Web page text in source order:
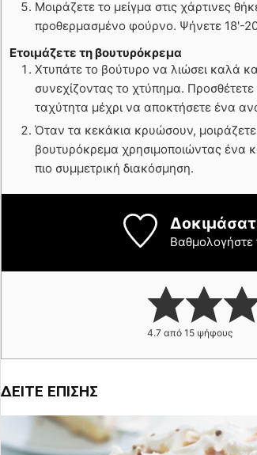
Μοιράζετε το μείγμα στις χάρτινες
προθερμασμένο φούρνο. Ψήνετε 18'-
Ετοιμάζετε τη βουτυρόκρεμα
Χτυπάτε το βούτυρο να λιώσει καλά
συνεχίζοντας το χτύπημα.
ταχύτητα μέχρι να αποκτήσετε ένα
Όταν τα κεκάκια κρυώσουν,
βουτυρόκρεμα χρησιμοποιώντας ένα
πιο συμμετρική διακόσμηση.
Βαθμολογήστε
4.7 από15 ψήφους
ΔΕΊΤΕ ΕΠΊΣΗΣ